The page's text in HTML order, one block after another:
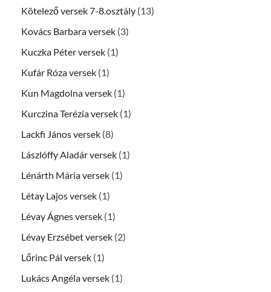
Kötelező versek 7-8.osztály (13)
Kovács Barbara versek (3)
Kuczka Péter versek (1)
Kufár Róza versek (1)
Kun Magdolna versek (1)
Kurczina Terézia versek (1)
Lackfi János versek (8)
Lászlóffy Aladár versek (1)
Lénárth Mária versek (1)
Létay Lajos versek (1)
Lévay Ágnes versek (1)
Lévay Erzsébet versek (2)
Lőrinc Pál versek (1)
Lukács Angéla versek (1)